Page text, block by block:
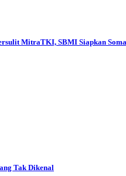
MitraTKI, SBMI Siapkan
Tak Dikenal